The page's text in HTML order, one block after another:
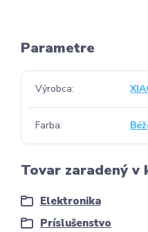
Parametre
Výrobca
Farba
Tovar zaradený v
Elektronika
Príslušenstvo